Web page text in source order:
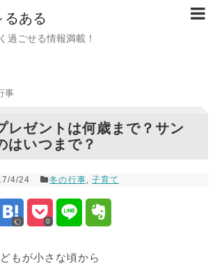
過ごせる情報満載！
事
レゼントは何歳まで？サン
はいつまで？
4/24 冬の行事, 子育て
0
もが小さな頃から